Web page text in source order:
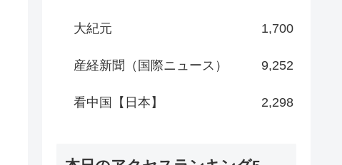
大紀元 1,700
産経新聞（国際ニュース） 9,252
看中国【日本】 2,298